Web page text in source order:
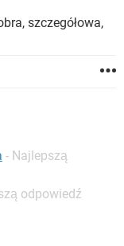
szczegółowa,
- Najlepszą
odpowiedź